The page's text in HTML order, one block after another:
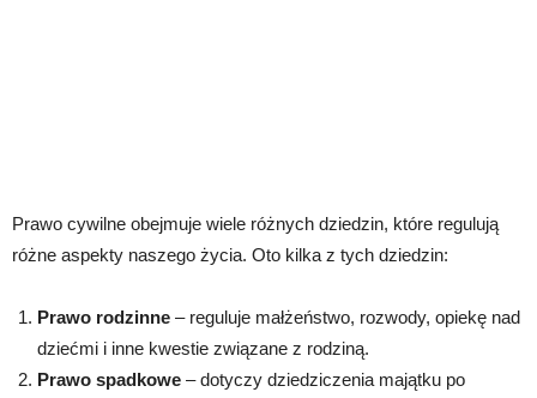
Prawo cywilne obejmuje wiele różnych dziedzin, które regulują
różne aspekty naszego życia. Oto kilka z tych dziedzin:
Prawo rodzinne – reguluje małżeństwo, rozwody, opiekę nad
dziećmi i inne kwestie związane z rodziną.
Prawo spadkowe – dotyczy dziedziczenia majątku po